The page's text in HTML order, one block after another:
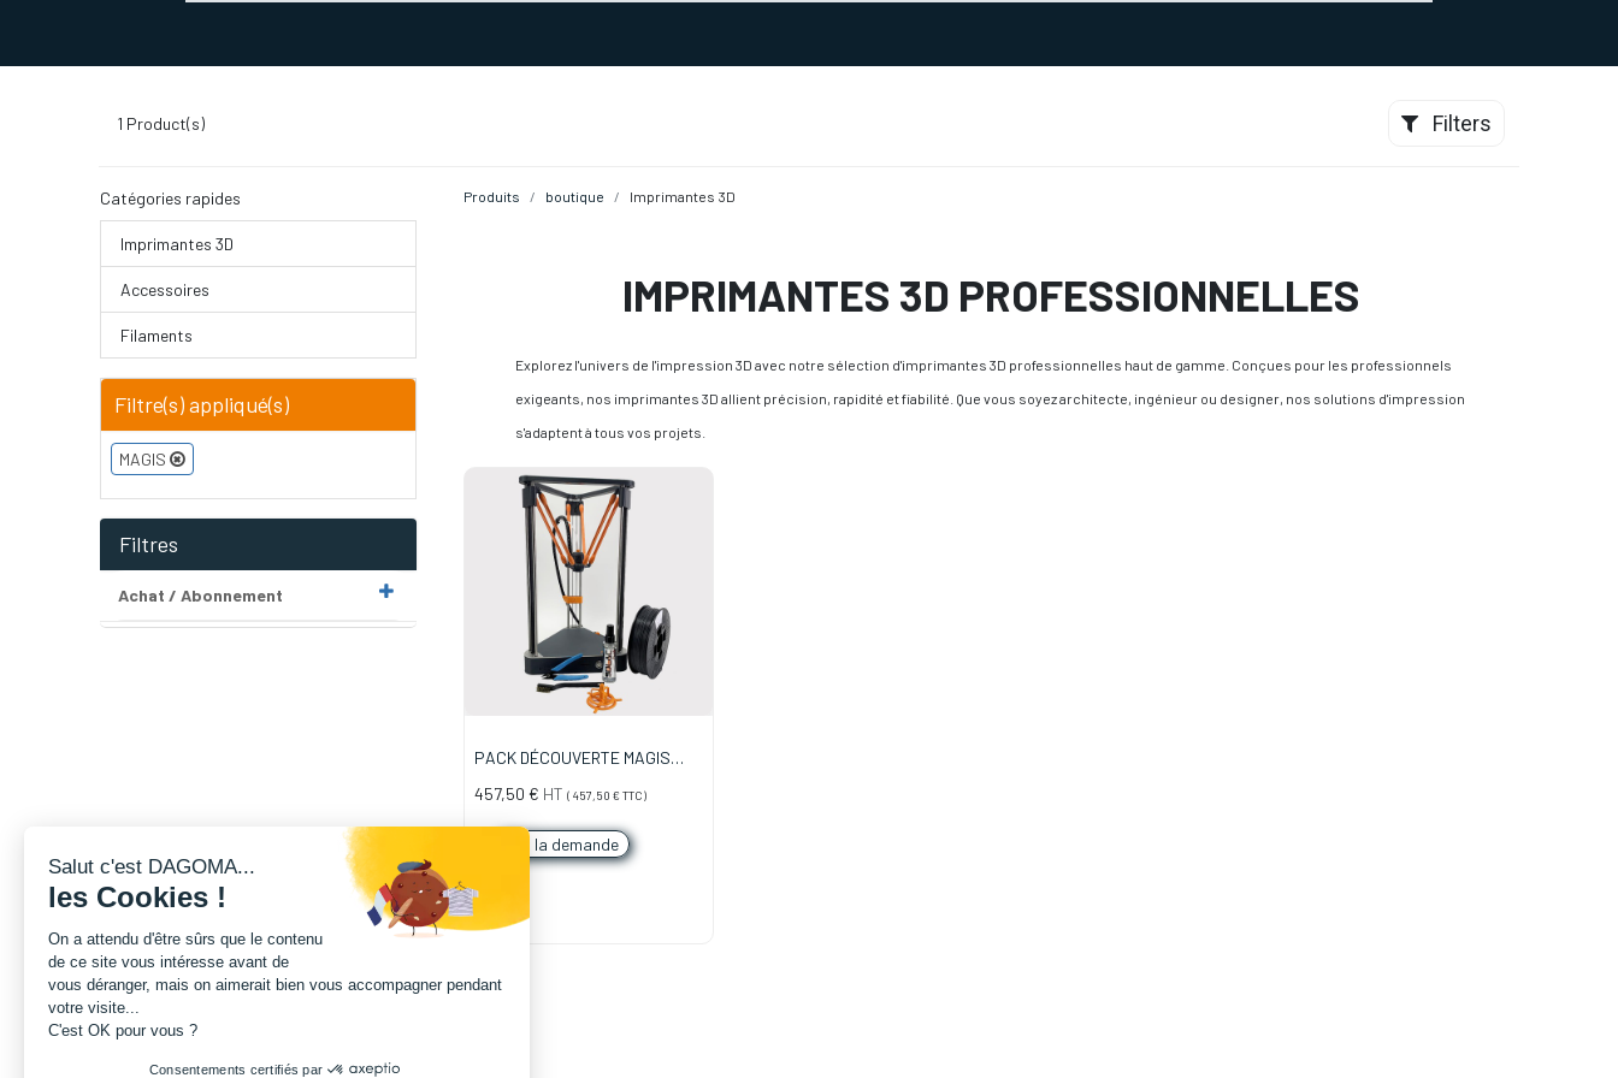
1 Product(s) Filters
Catégories rapides
Imprimantes 3D
Accessoires
Filaments
Filtre(s) appliqué(s)
MAGIS
Filtres
Achat / Abonnement
Produits boutique Imprimantes 3D
IMPRIMANTES 3D PROFESSIONNELLES
Explorez l'univers de l'impression 3D avec notre sélection d'imprimantes 3D professionnelles haut de gamme. Conçues pour les professionnels
exigeants, nos imprimantes 3D allient précision, rapidité et fiabilité. Que vous soyez architecte, ingénieur ou designer, nos solutions d'impression
s'adaptent à tous vos projets.
PACK DÉCOUVERTE MAGIS
457,50 € HT ( 457,50 € TTC)
A la demande
Salut c'est DAGOMA...
les Cookies !
On a attendu d'être sûrs que le contenu
de ce site vous intéresse avant de
vous déranger, mais on aimerait bien vous accompagner pendant
votre visite...
C'est OK pour vous ?
Consentements certifiés par